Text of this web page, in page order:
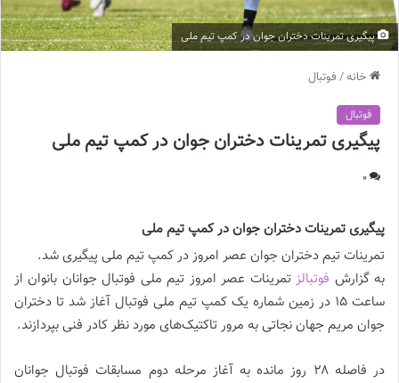
پیگیری تمرینات دختران جوان در کمپ تیم ملی
خانه/ فوتبال
فوتبال
پیگیری تمرینات دختران جوان در کمپ تیم ملی
0
پیگیری تمرینات دختران جوان در کمپ تیم ملی
تمرینات تیم دختران جوان عصر امروز در کمپ تیم ملی پیگیری شد.
به گزارش فوتبالزتمرینات عصر امروز تیم ملی فوتبال جوانان بانوان از
ساعت ۱۵ در زمین شماره یک کمپ تیم ملی فوتبال آغاز شد تا دختران
جوان مریم جهان نجاتی به مرور تاکتیک‌های مورد نظر کادر فنی بپردازند.
در فاصله ۲۸ روز مانده به آغاز مرحله دوم مسابقات فوتبال جوانان